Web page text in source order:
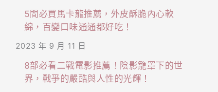
5間必買馬卡龍推薦，外皮酥脆內心軟
綿，百變口味通通都好吃！
2023 年 9 月 11 日
8部必看二戰電影推薦！陰影籠罩下的世
界，戰爭的嚴酷與人性的光輝！